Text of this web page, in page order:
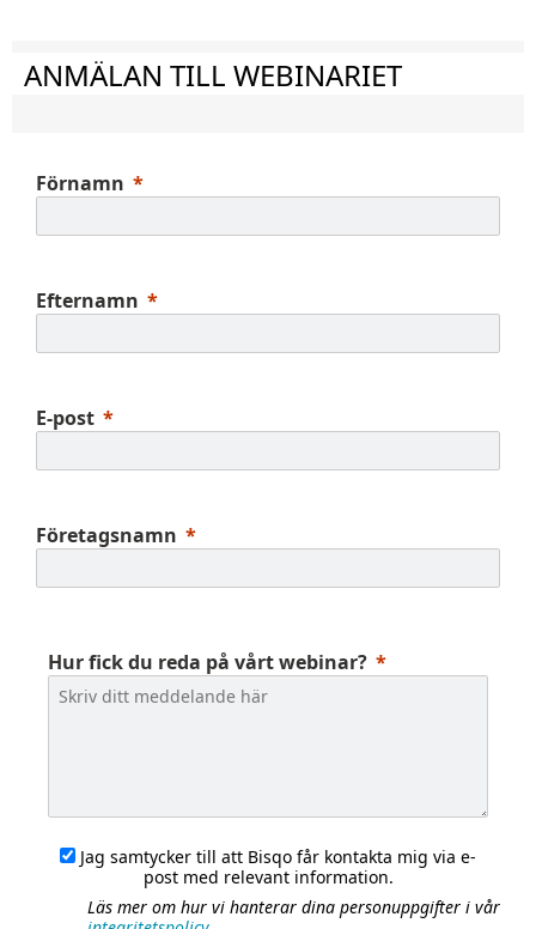
ANMÄLAN TILL WEBINARIET
Förnamn
Efternamn
E-post
Företagsnamn
Hur fick du reda på vårt webinar?
Jag samtycker till att Bisqo får kontakta mig via e-
post med relevant information.
Läs mer om hur vi hanterar dina personuppgifter i vår